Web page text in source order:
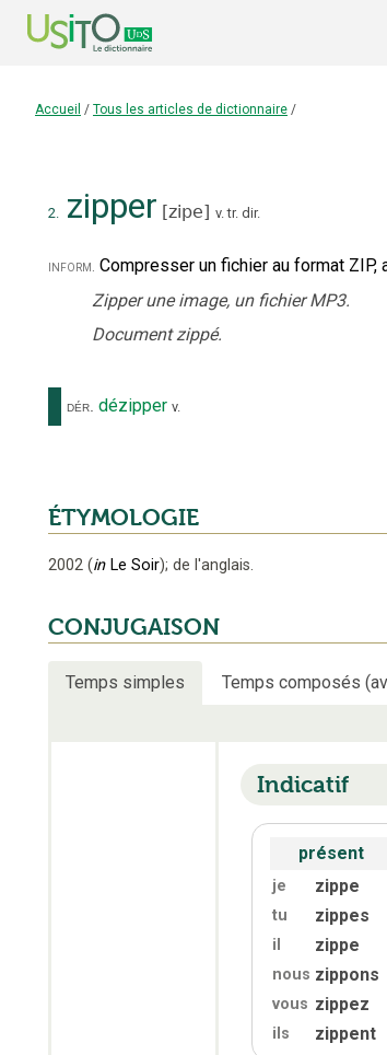
Accueil / Tous les articles de dictionnaire /
2. zipper [zipe] v. tr. dir.
inform. Compresser un fichier au format
Zipper une image, un fichier MP3.
Document zippé.
dér. dézipper v.
ÉTYMOLOGIE
2002 (in Le Soir); de l'anglais.
CONJUGAISON
Temps simples Temps composés
Indicatif
présent
je zippe
tu zippes
il zippe
nous zippons
vous zippez
ils zippent